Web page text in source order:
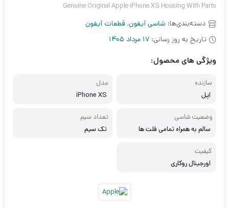
Genuine Original Apple iPhone XS Housing With Parts
دسته‌بندی‌ها: شاسی آیفون, قطعات آیفون
تاریخ به روز رسانی: 17 مرداد 1405
ویژگی های محصول:
سازنده
اپل
مدل
iPhone XS
وضعیت شاسی
سالم به همراه تمامی فلت ها
تعداد سیم
تک سیم
کیفیت
اورجینال روکاری